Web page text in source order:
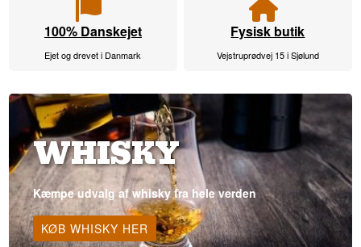
100% Danskejet
Ejet og drevet i Danmark
Fysisk butik
Vejstruprødvej 15 i Sjølund
WHISKY
Kæmpe udvalg af whisky fra hele verden
KØB WHISKY HER